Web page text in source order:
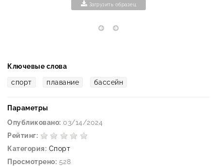
Загрузить образец
Ключевые слова
спорт плавание бассейн
Параметры
Опубликовано: 03/14/2024
Рейтинг:
Категория: Спорт
Просмотрено: 528